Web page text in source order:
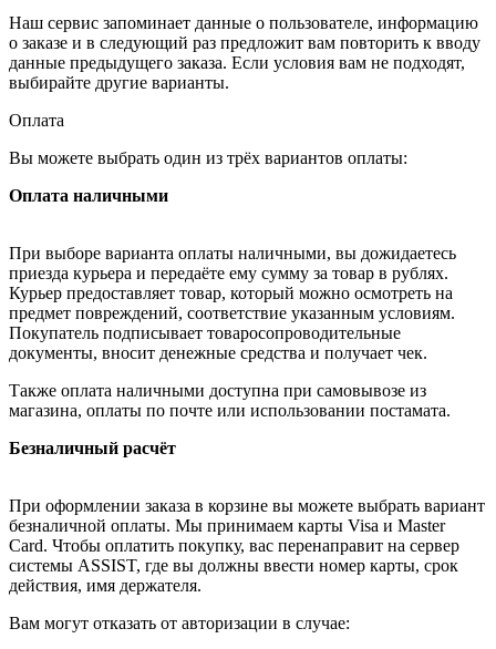
Наш сервис запоминает данные о пользователе, информацию
о заказе и в следующий раз предложит вам повторить к вводу
данные предыдущего заказа. Если условия вам не подходят,
выбирайте другие варианты.
Оплата
Вы можете выбрать один из трёх вариантов оплаты:
Оплата наличными
При выборе варианта оплаты наличными, вы дожидаетесь
приезда курьера и передаёте ему сумму за товар в рублях.
Курьер предоставляет товар, который можно осмотреть на
предмет повреждений, соответствие указанным условиям.
Покупатель подписывает товаросопроводительные
документы, вносит денежные средства и получает чек.
Также оплата наличными доступна при самовывозе из
магазина, оплаты по почте или использовании постамата.
Безналичный расчёт
При оформлении заказа в корзине вы можете выбрать вариант
безналичной оплаты. Мы принимаем карты Visa и Master
Card. Чтобы оплатить покупку, вас перенаправит на сервер
системы ASSIST, где вы должны ввести номер карты, срок
действия, имя держателя.
Вам могут отказать от авторизации в случае: